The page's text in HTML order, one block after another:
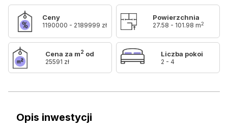
Ceny
1190000 - 2189999 zł
Powierzchnia
27.58 - 101.98 m2
Cena za m2od
25591 zł
Liczba pokoi
2 - 4
Opis inwestycji